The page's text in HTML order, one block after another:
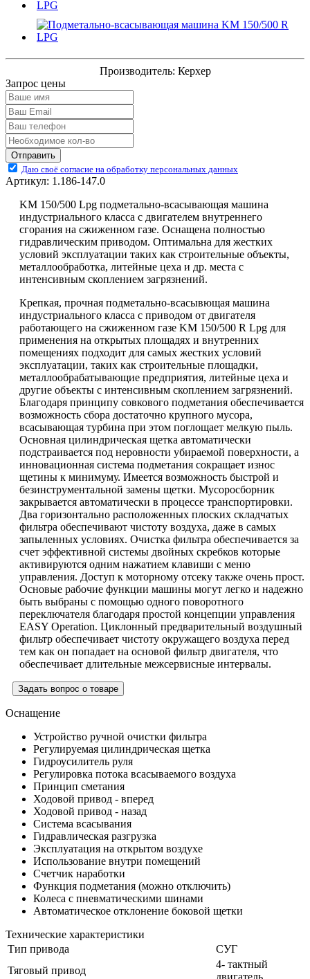
Производитель: Керхер
Запрос цены
Отправить
Даю своё согласие на обработку персональных данных
Артикул: 1.186-147.0
KM 150/500 Lpg подметально-всасывающая машина
индустриального класса с двигателем внутреннего
сгорания на сжиженном газе. Оснащена полностью
гидравлическим приводом. Оптимальна для жестких
условий эксплуатации таких как строительные объекты,
металлообработка, литейные цеха и др. места с
интенсивным скоплением загрязнений.
Крепкая, прочная подметально-всасывющая машина
индустриального класса с приводом от двигателя
работающего на сжиженном газе KM 150/500 R Lpg для
применения на открытых площадях и внутренних
помещениях подходит для самых жестких условий
эксплуатации, таких как строительные площадки,
металлообрабатывающие предприятия, литейные цеха и
другие объекты с интенсивным скоплением загрязнений.
Благодаря принципу совкового подметания обеспечивается
возможность сбора достаточно крупного мусора,
всасывающая турбина при этом поглощает мелкую пыль.
Основная цилиндрическая щетка автоматически
подстраивается под неровности убираемой поверхности, а
инновационная система подметания сокращает износ
щетины к минимуму. Имеется возможность быстрой и
безинструментальной замены щетки. Мусоросборник
закрывается автоматически в процессе транспортировки.
Два горизонтально расположенных плоских складчатых
фильтра обеспечивают чистоту воздуха, даже в самых
запыленных условиях. Очистка фильтра обеспечивается за
счет эффективной системы двойных скребков которые
активируются одним нажатием клавиши с меню
управления. Доступ к моторному отсеку также очень прост.
Основые рабочие функции машины могут легко и надежно
быть выбраны с помощью одного поворотного
переключателя благодаря простой концепции управления
EASY Operation. Циклонный предварительный воздушный
фильтр обеспечивает чистоту окружащего воздуха перед
тем как он попадает на основой фильтр двигателя, что
обеспечивает длительные межсервисные интервалы.
Задать вопрос о товаре
Оснащение
Устройство ручной очистки фильтра
Регулируемая цилиндрическая щетка
Гидроусилитель руля
Регулировка потока всасываемого воздуха
Принцип сметания
Ходовой привод - вперед
Ходовой привод - назад
Система всасывания
Гидравлическая разгрузка
Эксплуатация на открытом воздухе
Использование внутри помещений
Счетчик наработки
Функция подметания (можно отключить)
Колеса с пневматическими шинами
Автоматическое отклонение боковой щетки
Технические характеристики
Тип привода
СУГ
Тяговый привод
4- тактный
двигатель